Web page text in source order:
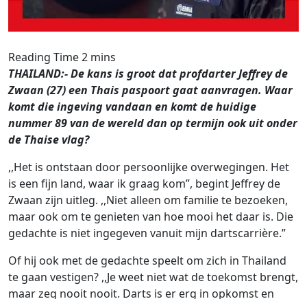
THAILAND:- De kans is groot dat profdarter Jeffrey de
Zwaan (27) een Thais paspoort gaat aanvragen. Waar
komt die ingeving vandaan en komt de huidige
nummer 89 van de wereld dan op termijn ook uit onder
de Thaise vlag?
,,Het is ontstaan door persoonlijke overwegingen. Het
is een fijn land, waar ik graag kom”, begint Jeffrey de
Zwaan zijn uitleg. ,,Niet alleen om familie te bezoeken,
maar ook om te genieten van hoe mooi het daar is. Die
gedachte is niet ingegeven vanuit mijn dartscarrière.”
Of hij ook met de gedachte speelt om zich in Thailand
te gaan vestigen? ,,Je weet niet wat de toekomst brengt,
maar zeg nooit nooit. Darts is er erg in opkomst en